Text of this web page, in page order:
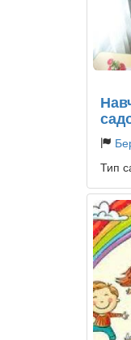
Тип